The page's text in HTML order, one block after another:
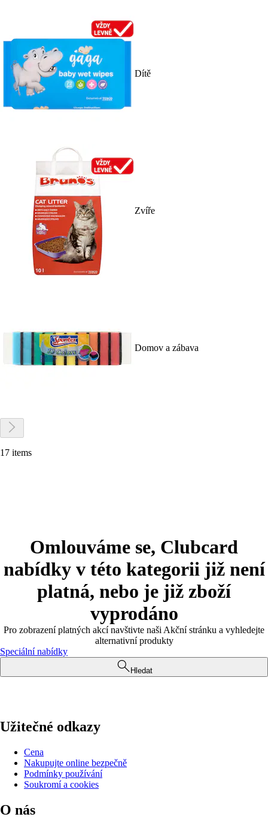
Dítě
Zvíře
Domov a zábava
17 items
Omlouváme se, Clubcard
nabídky v této kategorii již není
platná, nebo je již zboží
vyprodáno
Pro zobrazení platných akcí navštivte naši Akční stránku a vyhledejte
alternativní produkty
Speciální nabídky
Hledat
Užitečné odkazy
Cena
Nakupujte online bezpečně
Podmínky používání
Soukromí a cookies
O nás